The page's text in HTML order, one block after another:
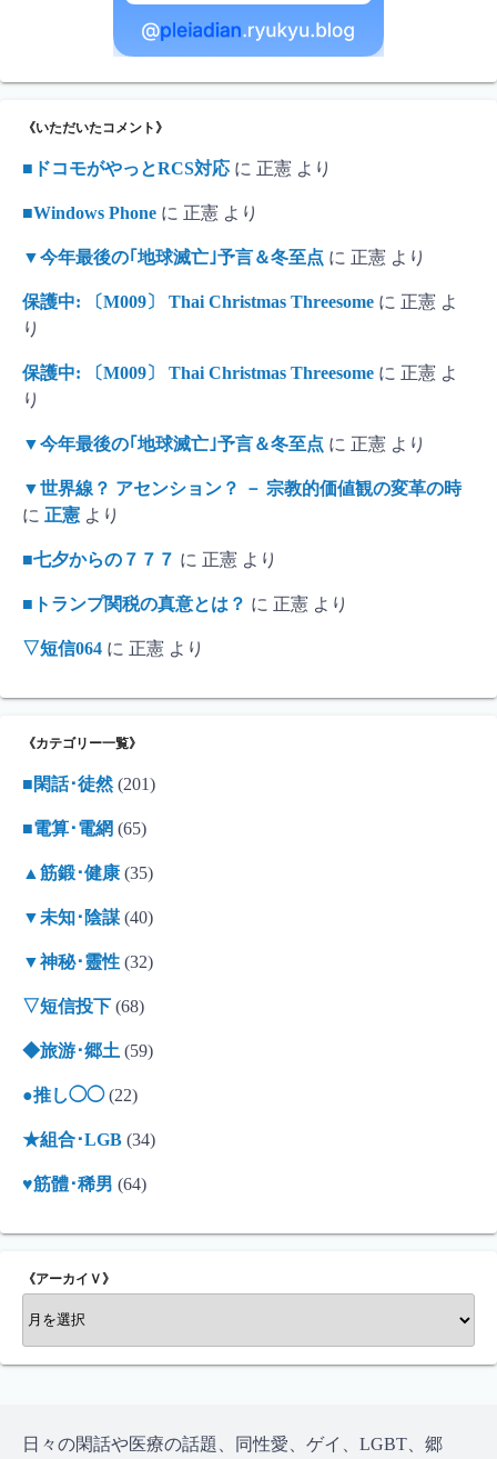
《いただいたコメント》
■ドコモがやっとRCS対応 に 正憲 より
■Windows Phone に 正憲 より
▼今年最後の｢地球滅亡｣予言＆冬至点 に 正憲 より
保護中: 〔M009〕 Thai Christmas Threesome に 正憲 よ
り
保護中: 〔M009〕 Thai Christmas Threesome に 正憲 よ
り
▼今年最後の｢地球滅亡｣予言＆冬至点 に 正憲 より
▼世界線？ アセンション？ － 宗教的価値観の変革の時
に 正憲 より
■七夕からの７７７ に 正憲 より
■トランプ関税の真意とは？ に 正憲 より
▽短信064 に 正憲 より
《カテゴリー一覧》
■閑話･徒然(201)
■電算･電網 (65)
▲筋鍛･健康 (35)
▼未知･陰謀 (40)
▼神秘･靈性 (32)
▽短信投下 (68)
◆旅游･郷土 (59)
●推し◯◯(22)
★組合･LGB (34)
♥筋體･稀男 (64)
《アーカイＶ》
ア
Ｖ
日々の閑話や医療の話題、同性愛、ゲイ、LGBT、郷